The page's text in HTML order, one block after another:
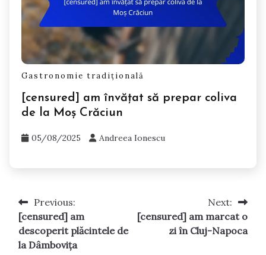
Gastronomie tradițională
[censured] am învățat să prepar coliva
de la Moș Crăciun
05/08/2025 Andreea Ionescu
Post
navigation
Previous:
[censured] am
descoperit plăcintele de
la Dâmbovița
Next:
[censured] am marcat o
zi în Cluj-Napoca